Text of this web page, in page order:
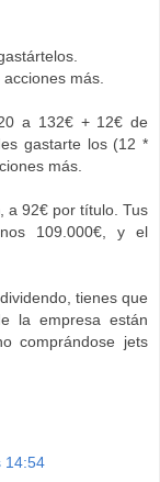
más.
a 132€ + 12€ de
gastarte los (12 *
más.
a 92€ por título. Tus
109.000€, y el
tienes que
la empresa están
comprándose jets
14:54